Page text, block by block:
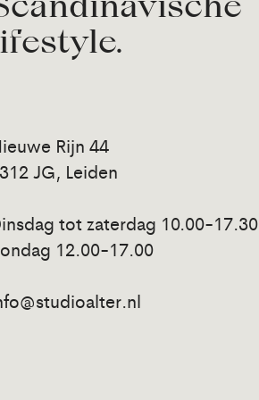
Rijn 44
JG, Leiden
tot zaterdag 10.00-17.30
12.00-17.00